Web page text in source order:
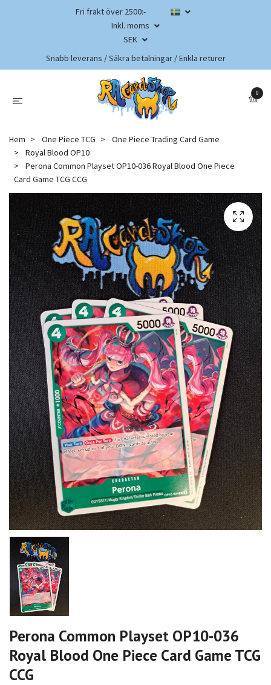
Fri frakt över 2500:-
Inkl. moms
SEK
Snabb leverans / Säkra betalningar / Enkla returer
0
Hem One Piece TCG
One Piece Trading Card Game
Royal Blood OP10
Perona Common Playset OP10-036 Royal Blood One Piece
Card Game TCG CCG
Perona Common Playset OP10-036
Royal Blood One Piece Card Game TCG
CCG